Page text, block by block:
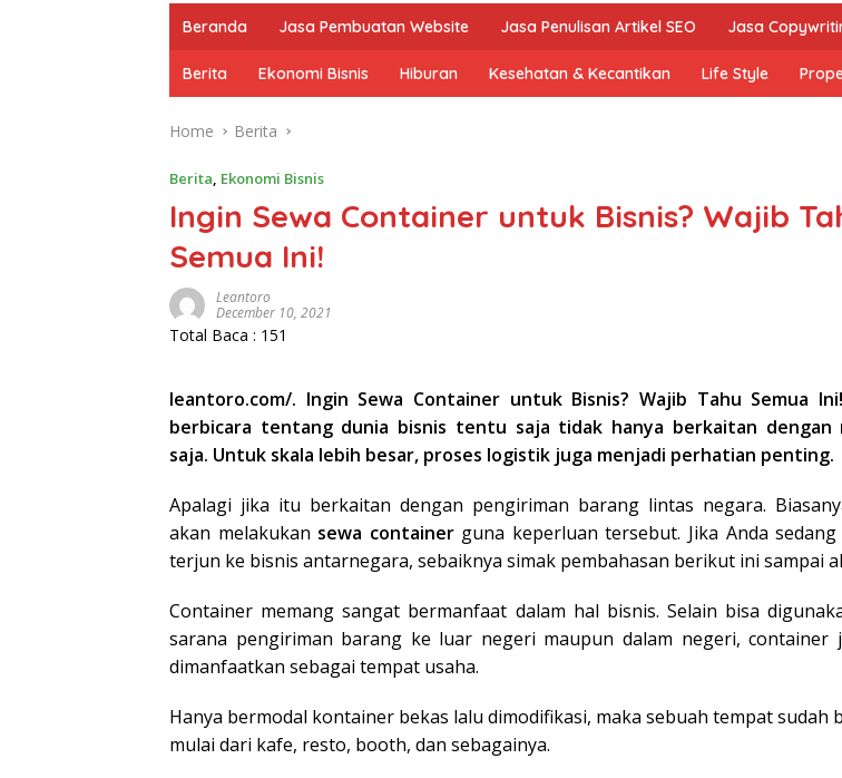
Beranda Jasa Pembuatan Website Jasa Penulisan Artikel SEO Jasa
Berita Ekonomi Bisnis Hiburan Kesehatan & Kecantikan Life Style
Home Berita
Berita, Ekonomi Bisnis
Ingin Sewa Container untuk Bisnis? Wajib
Semua Ini!
Leantoro
December 10, 2021
Total Baca : 151
leantoro.com/. Ingin Sewa Container untuk Bisnis? Wajib Tahu Semua
berbicara tentang dunia bisnis tentu saja tidak hanya berkaitan dengan
saja. Untuk skala lebih besar, proses logistik juga menjadi perhatian penting.
Apalagi jika itu berkaitan dengan pengiriman barang lintas negara.
akan melakukan sewa containerguna keperluan tersebut. Jika Anda
terjun ke bisnis antarnegara, sebaiknya simak pembahasan berikut ini sampai
Container memang sangat bermanfaat dalam hal bisnis. Selain bisa
sarana pengiriman barang ke luar negeri maupun dalam negeri, container
dimanfaatkan sebagai tempat usaha.
Hanya bermodal kontainer bekas lalu dimodifikasi, maka sebuah tempat sudah
mulai dari kafe, resto, booth, dan sebagainya.